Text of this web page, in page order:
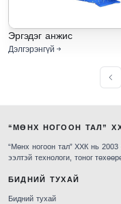
Эргэдэг анжис
Дэлгэрэнгүй
“МӨНХ НОГООН ТАЛ”
“Мөнх ногоон тал” ХХК нь
ээлтэй технологи, тоног
БИДНИЙ ТУХАЙ
Бидний тухай